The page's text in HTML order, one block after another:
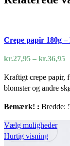
Crepe papir 180g
kr.27,95 – kr.36,95
Kraftigt crepe papir,
blomster og andre
Bemærk! : Bredde:
Vælg mulighederDette
Hurtig visning